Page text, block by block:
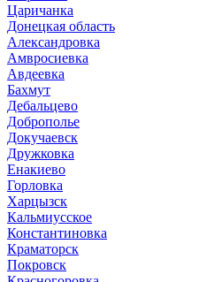
Царичанка
Донецкая область
Александровка
Амвросиевка
Авдеевка
Бахмут
Дебальцево
Доброполье
Докучаевск
Дружковка
Енакиево
Горловка
Харцызск
Кальмиусское
Константиновка
Краматорск
Покровск